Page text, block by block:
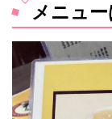
メニュ